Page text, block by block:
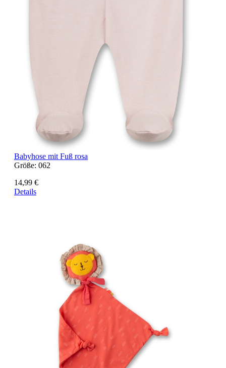
Babyhose mit Fuß rosa
Größe: 062
14,99 €
Details